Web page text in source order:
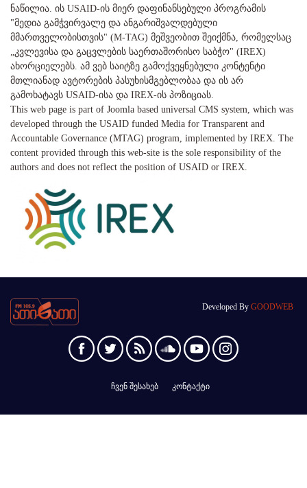
ნაწილია. ის USAID-ის მიერ დაფინანსებული პროგრამის
"მედია გამჭვირვალე და ანგარიშვალდებული
მმართველობისთვის" (M-TAG) მეშვეობით შეიქმნა, რომელსაც
„კვლევისა და გაცვლების საერთაშორისო საბჭო" (IREX)
ახორციელებს. ამ ვებ საიტზე გამოქვეყნებული კონტენტი
მთლიანად ავტორების პასუხისმგებლობაა და ის არ
გამოხატავს USAID-ისა და IREX-ის პოზიციას.
This web page is part of Joomla based universal CMS system, which was
developed through the USAID funded Media for Transparent and
Accountable Governance (MTAG) program, implemented by IREX. The
content provided through this web-site is the sole responsibility of the
authors and does not reflect the position of USAID or IREX.
Developed By GOODWEB
ჩვენ შესახებ კონტაქტი